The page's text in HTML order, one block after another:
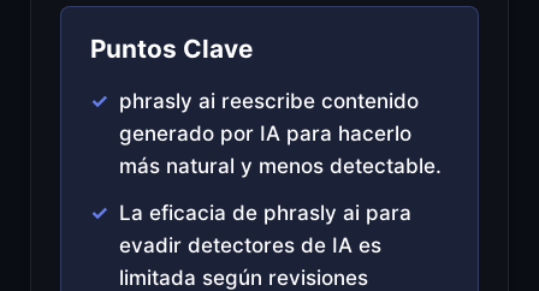
Puntos Clave
phrasly ai reescribe contenido
generado por IA para hacerlo
más natural y menos detectable.
La eficacia de phrasly ai para
evadir detectores de IA es
limitada según revisiones